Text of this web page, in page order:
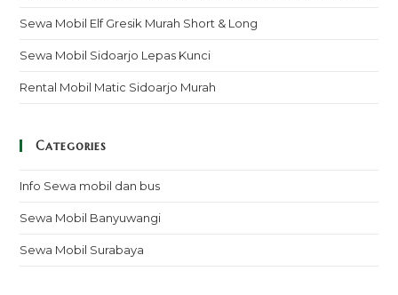
Sewa Mobil Elf Gresik Murah Short & Long
Sewa Mobil Sidoarjo Lepas Kunci
Rental Mobil Matic Sidoarjo Murah
Categories
Info Sewa mobil dan bus
Sewa Mobil Banyuwangi
Sewa Mobil Surabaya